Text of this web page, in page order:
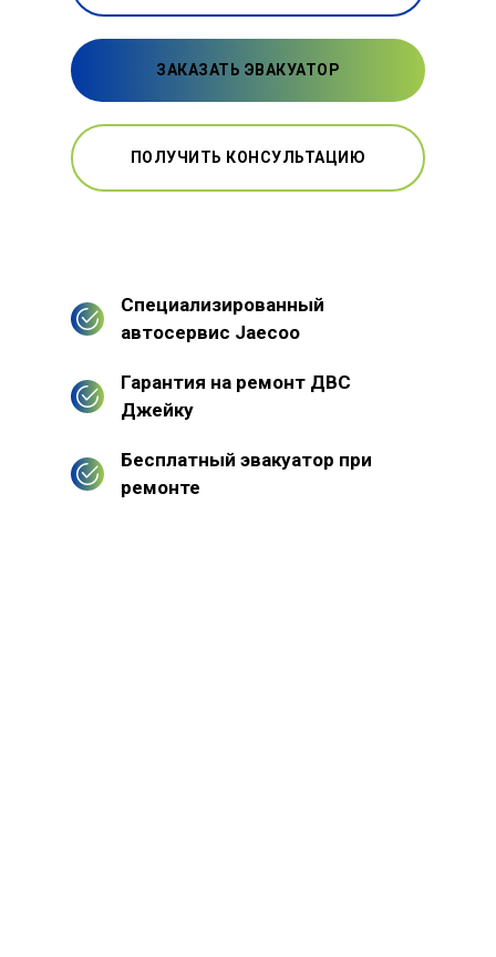
ЗАКАЗАТЬ ЭВАКУАТОР
ПОЛУЧИТЬ КОНСУЛЬТАЦИЮ
Специализированный
автосервис Jaecoo
Гарантия на ремонт ДВС
Джейку
Бесплатный эвакуатор при
ремонте